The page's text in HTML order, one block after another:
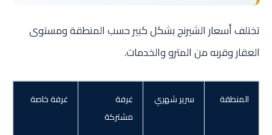
تختلف أسعار الشيرنج بشكل كبير حسب المنطقة ومستوى
العقار وقربه من المترو والخدمات.
المنطقة سرير شهري
غرفة
مشتركة
غرفة خاصة